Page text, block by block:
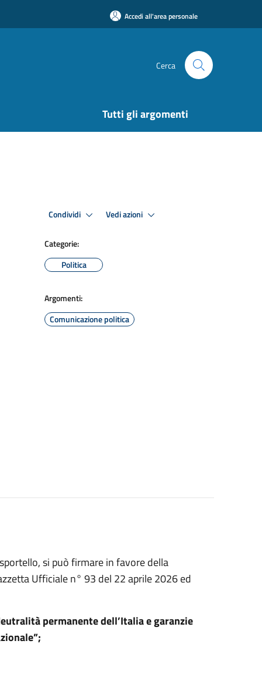
Accedi all'area personale
Cerca
Tutti gli argomenti
Condividi Vedi azioni
Categorie:
Politica
Argomenti:
Comunicazione politica
si può firmare in favore della
Ufficiale n° 93 del 22 aprile 2026 ed
permanente dell’Italia e garanzie